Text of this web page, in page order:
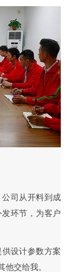
司从开料到成
环节，为客户
设计参数方案
交给我。